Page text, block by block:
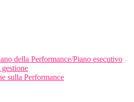
della Performance/Piano esecutivo
gestione
sulla Performance